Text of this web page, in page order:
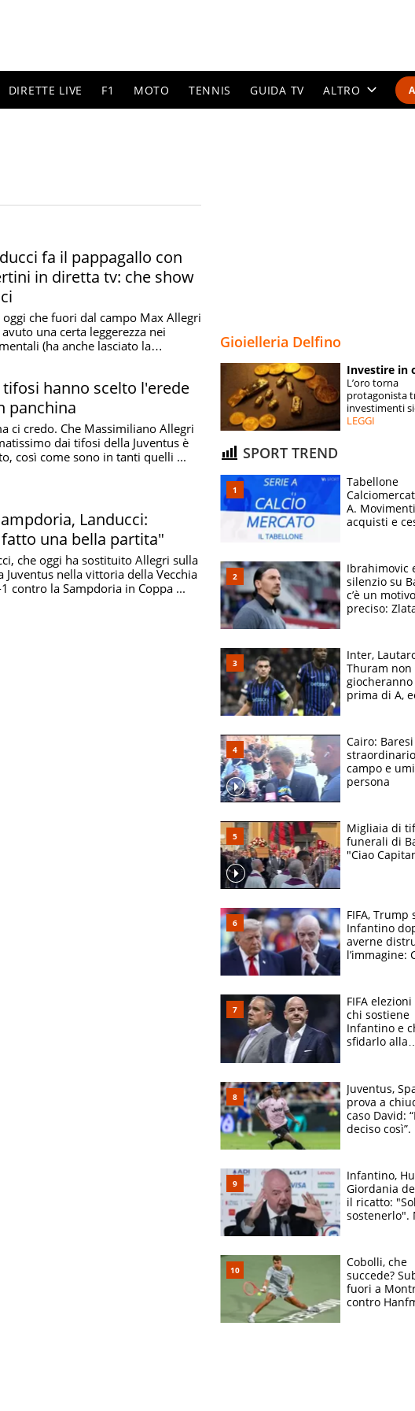
DIRETTE LIVE F1 MOTO TENNIS GUIDA TV ALTRO
SPECIALI
ESPERTI
fa il pappagallo con
in diretta tv: che show
oggi che fuori dal campo Max Allegri
una certa leggerezza nei
(ha anche lasciato la
tifosi hanno scelto l'erede
panchina
ci credo. Che Massimiliano Allegri
dai tifosi della Juventus è
così come sono in tanti quelli ...
Landucci:
una bella partita"
che oggi ha sostituito Allegri sulla
Juventus nella vittoria della Vecchia
contro la Sampdoria in Coppa ...
Gioielleria Delfino
Investire in
L’oro torna
protagonista
investimenti
LEGGI
SPORT TREND
Tabellone
A.
acquisti e
Ibrahimovic
silenzio su
c’è un motivo
preciso:
e dalla morte
Raiola
Inter,
Thuram non
giocheranno
prima di A,
Esposito ma la
garanzia è
Cairo: Baresi
campo e
persona
Migliaia di
funerali di
"Ciao
FIFA, Trump
Infantino
averne
l’immagine:
contrattacco
FIFA elezioni
chi sostiene
Infantino e
sfidarlo alla
calcio
Juventus,
prova a
caso David:
deciso così”.
Infantino,
Giordania
il ricatto:
sostenerlo".
Cobolli, che
succede?
fuori a
contro